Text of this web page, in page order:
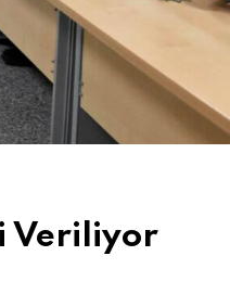
Veriliyor